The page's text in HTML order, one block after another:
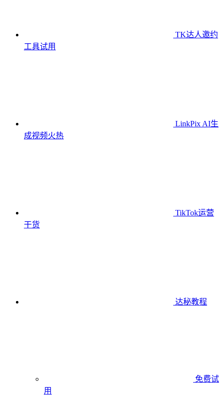
TK达人邀约
工具试用
LinkPix AI生
成视频火热
TikTok运营
干货
达秘教程
免费试
用